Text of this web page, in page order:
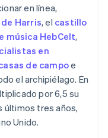
en línea,
Harris, el castillo
música HebCelt,
en
de campoe
el archipiélago. En
por 6,5 su
últimos tres años,
Unido.